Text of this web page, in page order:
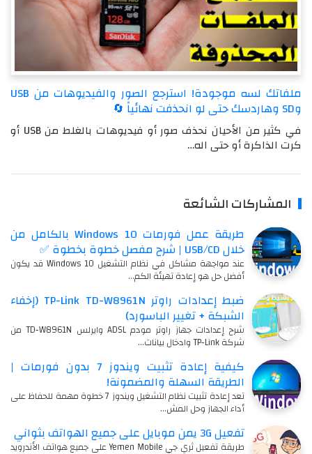
ملفاتك لسه موجودة! استرجع الصور والفيديوهات من USB
وSD وهاردسك حتى لو انحذفت نهائياً 🔄
في كثير من الأحيان نحذف صور أو فيديوهات بالغلط من USB أو
كرت الذاكرة أو حتى اله…
المشاركات الشائعة
طريقة عمل فورمات Windows 10 بالكامل من
خلال USB/CD | شرح مفصل خطوة بخطوة ✅
عند مواجهة مشاكل في نظام التشغيل Windows 10 قد يكون
أفضل حل هو إعادة تهيئة الكم…
ضبط إعدادات راوتر TP-Link TD-W8961N (إخفاء
الشبكة + تغيير الباسورد)
شرح إعدادات جهاز راوتر مودم ADSL وايرلس TD-W8961N من
شركة TP-Link وادخال بيانات…
كيفية إعادة تثبيت ويندوز 7 بدون فورمات |
الطريقة السهلة والمضمونة!
تعد إعادة تثبيت نظام التشغيل ويندوز 7 خطوة مهمة للحفاظ على
أداء الجهاز وحل المش…
تفعيل 3G يمن موبايل على جميع الهواتف بثواني
طريقة تفعيل ثري جي Yemen Mobile على جميع هواتف الأندرويد